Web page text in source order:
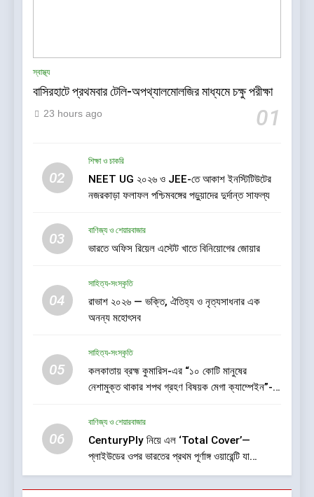
স্বাস্থ্য
বাসিরহাটে প্রথমবার টেলি-অপথ্যালমোলজির মাধ্যমে চক্ষু পরীক্ষা
01
23 hours ago
02
শিক্ষা ও চাকরি
NEET UG ২০২৬ ও JEE-তে আকাশ ইনস্টিটিউটের
নজরকাড়া ফলাফল পশ্চিমবঙ্গের পড়ুয়াদের দুর্দান্ত সাফল্য
03 বাণিজ্য ও শেয়ারবাজার
ভারতে অফিস রিয়েল এস্টেট খাতে বিনিয়োগের জোয়ার
04
সাহিত্য-সংস্কৃতি
রাভাশ ২০২৬ — ভক্তি, ঐতিহ্য ও নৃত্যসাধনার এক
অনন্য মহোৎসব
05
সাহিত্য-সংস্কৃতি
কলকাতায় ব্রহ্ম কুমারিস-এর “১০ কোটি মানুষের
নেশামুক্ত থাকার শপথ গ্রহণ বিষয়ক মেগা ক্যাম্পেইন”-
06
বাণিজ্য ও শেয়ারবাজার
CenturyPly নিয়ে এল ‘Total Cover’—
প্লাইউডের ওপর ভারতের প্রথম পূর্ণাঙ্গ ওয়ারেন্টি যা
আসবাবপত্র তৈরির সম্পূর্ণ খরচ পুষিয়ে দেয়